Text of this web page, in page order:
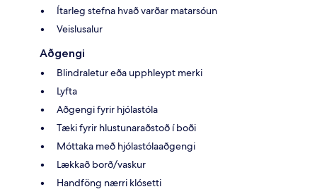
Ítarleg stefna hvað varðar matarsóun
Veislusalur
Aðgengi
Blindraletur eða upphleypt merki
Lyfta
Aðgengi fyrir hjólastóla
Tæki fyrir hlustunaraðstoð í boði
Móttaka með hjólastólaaðgengi
Lækkað borð/vaskur
Handföng nærri klósetti